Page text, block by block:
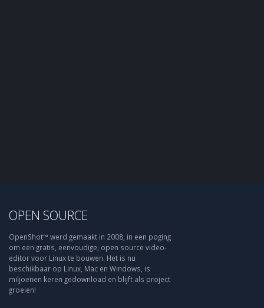
OPEN SOURCE
OpenShot™ werd gemaakt in 2008, in een poging
om een gratis, eenvoudige, open source video-
editor voor Linux te bouwen. Het is nu
beschikbaar op Linux, Mac en Windows, is
miljoenen keren gedownload en blijft als project
groeien!